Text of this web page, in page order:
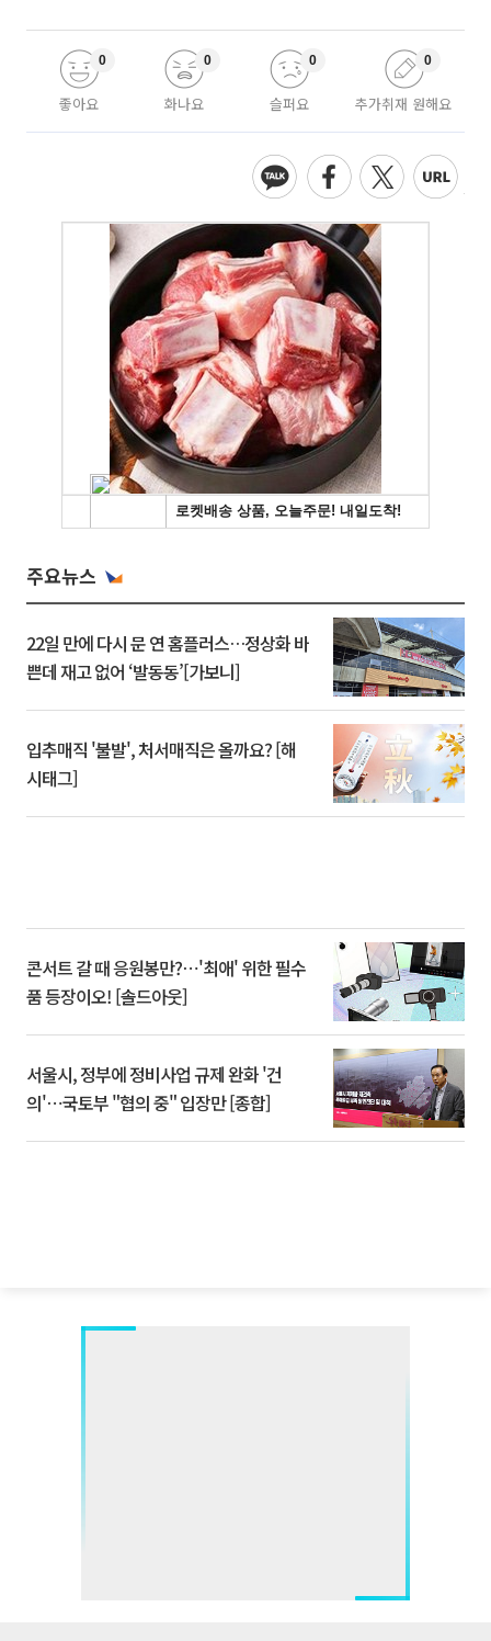
좋아요
0
화나요
0
슬퍼요
0
추가취재 원해요
0
주요뉴스
22일 만에 다시 문 연 홈플러스…정상화 바
쁜데 재고 없어 ‘발동동’[가보니]
입추매직 '불발', 처서매직은 올까요? [해
시태그]
콘서트 갈 때 응원봉만?⋯'최애' 위한 필수
품 등장이오! [솔드아웃]
서울시, 정부에 정비사업 규제 완화 '건
의'⋯국토부 "협의 중" 입장만 [종합]